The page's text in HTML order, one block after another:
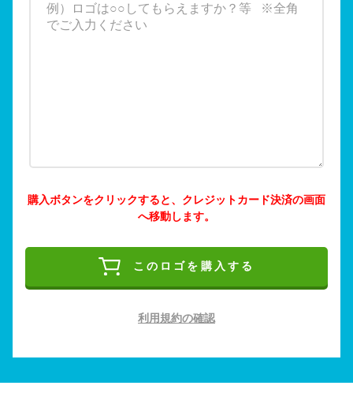
購入ボタンをクリックすると、クレジットカード決済の画面
へ移動します。
このロゴを購入する
利用規約の確認